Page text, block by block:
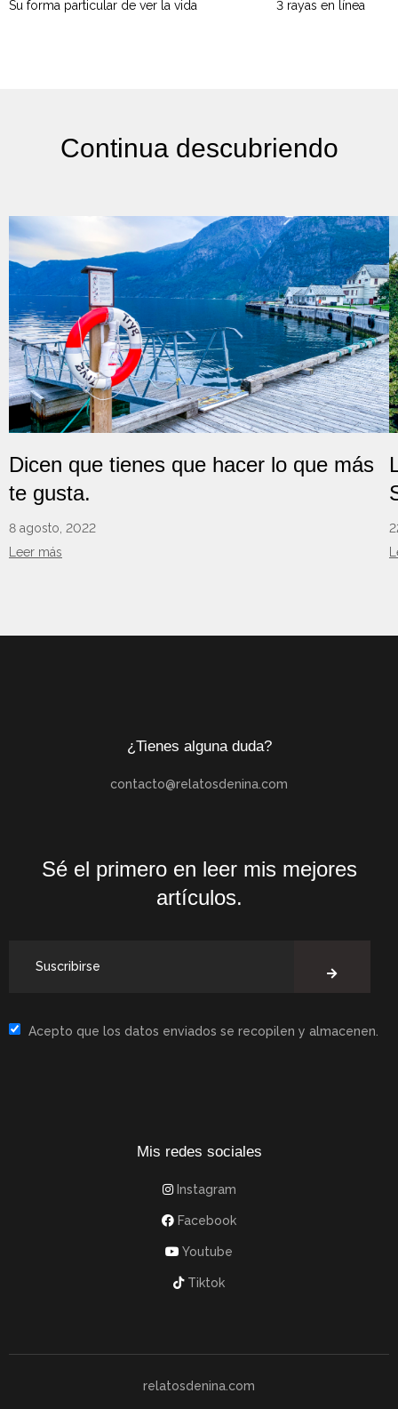
Su forma particular de ver la vida 3 rayas en línea
Continua descubriendo
Dicen que tienes que hacer lo que más
te gusta.
8 agosto, 2022
Leer más
¿Tienes alguna duda?
contacto@relatosdenina.com
Sé el primero en leer mis mejores
artículos.
Acepto que los datos enviados se recopilen y almacenen.
Mis redes sociales
Instagram
Facebook
Youtube
Tiktok
relatosdenina.com